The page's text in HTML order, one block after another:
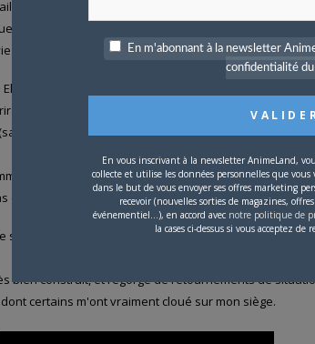
dans ces conditions (et bon nombre d'entre eux
d'autres ne rêvent que d'une chose: quitter cette île
normale.
la Lupin Girl de l'histoire.
de la méfiance vis à vis de Lupin, cependant au fil du
tomber pour autant amoureuse de notre héros,
intelligente, courageuse, forte et sensible. Elle a
compter.
scénario, c'est son ambiance pesante et angoissante,
bien construit, et regorge de retournements de
certains m'ont vraiment cloué sur mon siège.
En m'abonnant à la newsletter
confidentialité
En vous inscrivant à la newsletter AnimeLand,
collecte et utilise les données personnelles que
dans le but de vous envoyer ses offres marketing
recevoir (nouvelles sorties de magazines,
événementiel...), en accord avec notre politique de
la cases ci-dessus si vous acceptez